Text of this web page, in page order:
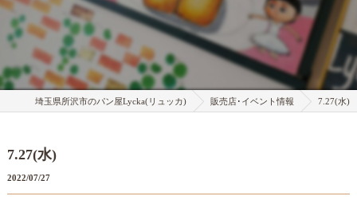
埼玉県所沢市のパン屋Lycka(リュッカ) 販売店･イベント情報 7.27(水)
7.27(水)
2022/07/27